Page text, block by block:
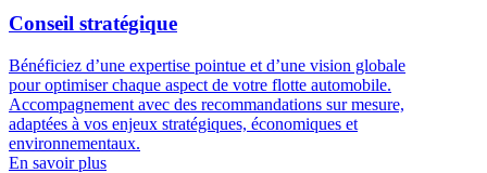
Conseil stratégique
Bénéficiez d’une expertise pointue et d’une vision globale
pour optimiser chaque aspect de votre flotte automobile.
Accompagnement avec des recommandations sur mesure,
adaptées à vos enjeux stratégiques, économiques et
environnementaux.
En savoir plus